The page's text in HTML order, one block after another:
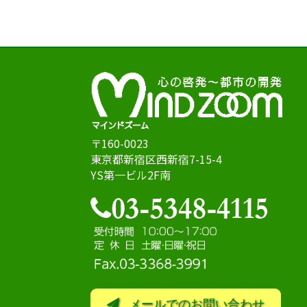
〒160-0023
東京都新宿区西新宿7-15-4
YS第一ビル2F南
メールでのお問い合わせ